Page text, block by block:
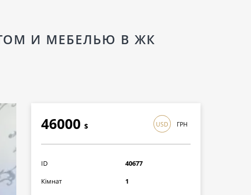
И МЕБЕЛЬЮ В ЖК
46000 $
1334000грн
USD ГРН
ID
40677
Кімнат
1